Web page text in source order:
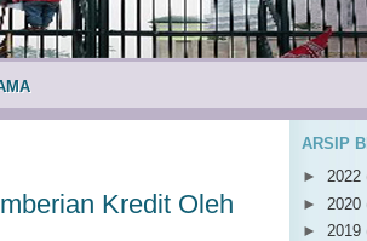
Kredit Oleh
ARSIP
► 2022
► 2020
► 2019